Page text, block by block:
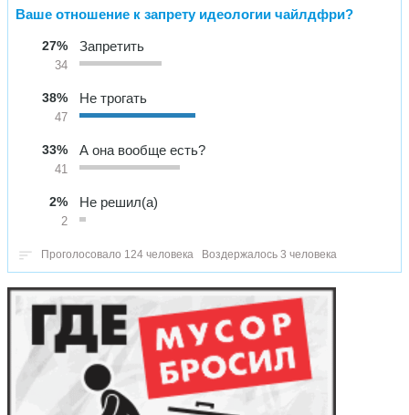
Ваше отношение к запрету идеологии чайлдфри?
27%
34
Запретить
38%
47
Не трогать
33%
41
А она вообще есть?
2%
2
Не решил(а)
Проголосовало 124 человека Воздержалось 3 человека